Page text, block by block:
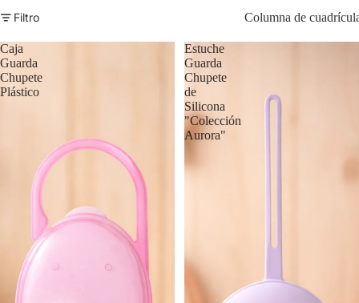
Filtro Columna de
Caja
Guarda
Chupete
Plástico
Estuche
Guarda
Chupete
de
Silicona
"Colección
Aurora"